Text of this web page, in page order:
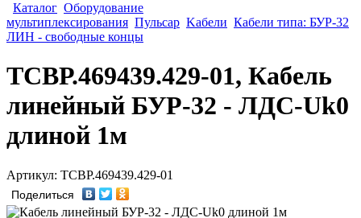
Каталог Оборудование
мультиплексирования Пульсар Kабели Кабели типа: БУР-32
ЛИН - свободные концы
ТСВР.469439.429-01, Кабель
линейный БУР-32 - ЛДС-Uk0
длиной 1м
Артикул: ТСВР.469439.429-01
Поделиться